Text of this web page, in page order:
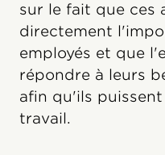
sur le fait que ces
directement
employés et que
répondre à leurs
afin qu'ils
travail.